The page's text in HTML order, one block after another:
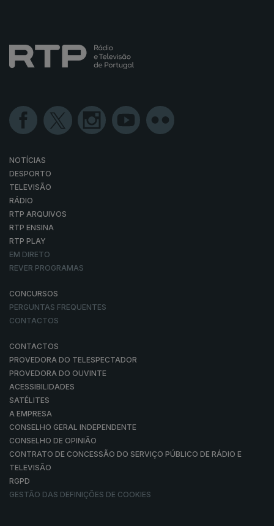
NOTÍCIAS
DESPORTO
TELEVISÃO
RÁDIO
RTP ARQUIVOS
RTP ENSINA
RTP PLAY
EM DIRETO
REVER PROGRAMAS
CONCURSOS
PERGUNTAS FREQUENTES
CONTACTOS
CONTACTOS
PROVEDORA DO TELESPECTADOR
PROVEDORA DO OUVINTE
ACESSIBILIDADES
SATÉLITES
A EMPRESA
CONSELHO GERAL INDEPENDENTE
CONSELHO DE OPINIÃO
CONTRATO DE CONCESSÃO DO SERVIÇO PÚBLICO DE RÁDIO E
TELEVISÃO
RGPD
GESTÃO DAS DEFINIÇÕES DE COOKIES